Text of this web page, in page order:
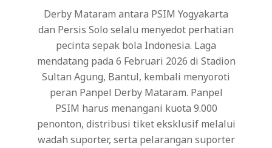
Derby Mataram antara PSIM Yogyakarta
dan Persis Solo selalu menyedot perhatian
pecinta sepak bola Indonesia. Laga
mendatang pada 6 Februari 2026 di Stadion
Sultan Agung, Bantul, kembali menyoroti
peran Panpel Derby Mataram. Panpel
PSIM harus menangani kuota 9.000
penonton, distribusi tiket eksklusif melalui
wadah suporter, serta pelarangan suporter